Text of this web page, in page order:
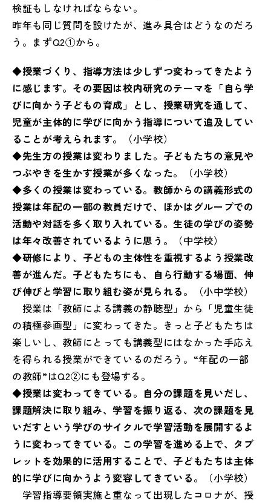
検証もしなければならない。
昨年も同じ質問を設けたが、進み具合はどうなのだろ
う。まずQ2①から。
◆授業づくり、指導方法は少しずつ変わってきたよう
に感じます。その要因は校内研究のテーマを「自ら学
びに向かう子どもの育成」とし、授業研究を通して、
児童が主体的に学びに向かう指導について追及してい
ることが考えられます。
（小学校）
◆先生方の授業は変わりました。子どもたちの意見や
つぶやきを生かす授業が多くなった。
（小学校）
◆多くの授業は変わっている。教師からの講義形式の
授業は年配の一部の教員だけで、ほかはグループでの
活動や対話を多く取り入れている。生徒の学びの姿勢
は年々改善されているように思う。
（中学校）
◆研修により、子どもの主体性を重視するよう授業改
善が進んだ。子どもたちにも、自ら行動する場面、伸
び伸びと学習に取り組む姿が見られる。
（小中学校）
授業は「教師による講義の静聴型」から「児童生徒
の積極参画型」に変わってきた。きっと子どもたちは
楽しいし、教師にとっても講義型にはなかった手応え
を得られる授業ができているのだろう。“年配の一部
の教師”はQ2②にも登場する。
◆授業は変わってきている。自分の課題を見いだし、
課題解決に取り組み、学習を振り返る、次の課題を見
いだすという学びのサイクルで学習活動を展開するよ
うに変わってきている。この学習を進める上で、タブ
レットを効果的に活用することで、子どもたちは主体
的に学びに向かうよう変容してきている。
（小学校）
学習指導要領実施と重なって出現したコロナが、授